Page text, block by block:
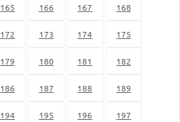
165 166 167 168
172 173 174 175
179 180 181 182
186 187 188 189
194 195 196 197